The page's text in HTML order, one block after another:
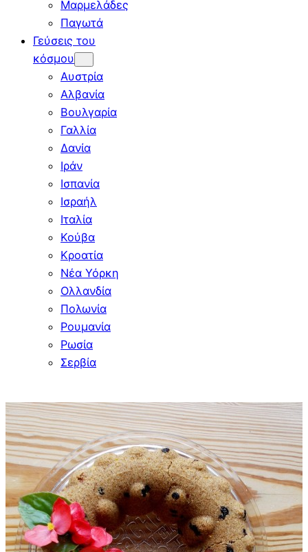
Μαρμελάδες
Παγωτά
Γεύσεις του
κόσμου
Αυστρία
Αλβανία
Βουλγαρία
Γαλλία
Δανία
Ιράν
Ισπανία
Ισραήλ
Ιταλία
Κούβα
Κροατία
Νέα Υόρκη
Ολλανδία
Πολωνία
Ρουμανία
Ρωσία
Σερβία